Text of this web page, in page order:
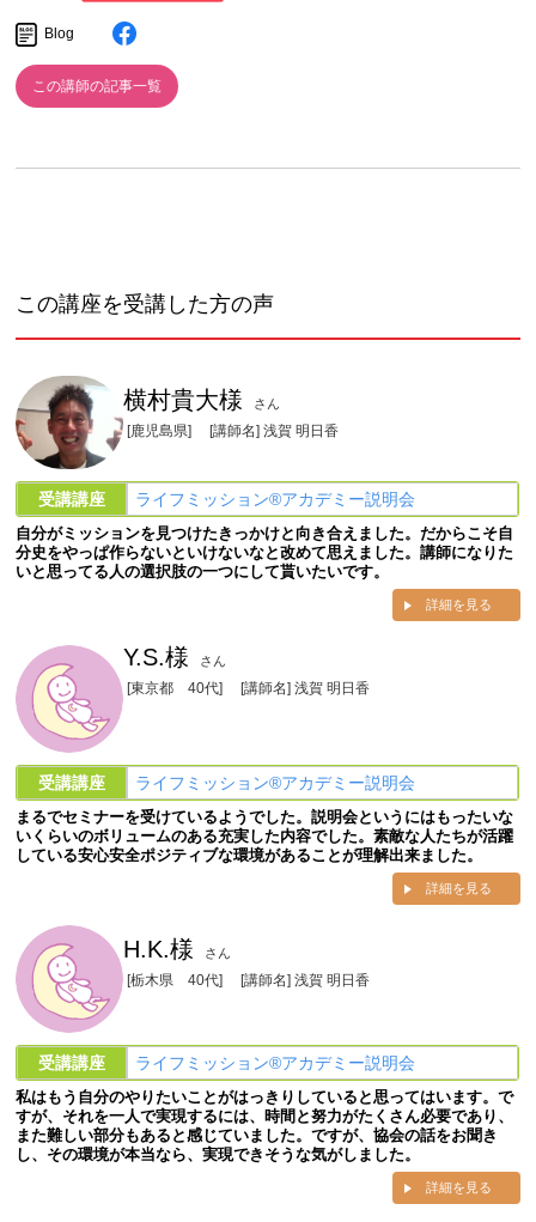
Blog
この講師の記事一覧
この講座を受講した方の声
横村貴大様 さん
[鹿児島県] [講師名] 浅賀 明日香
受講講座 ライフミッション®︎アカデミー説明会
自分がミッションを見つけたきっかけと向き合えました。だからこそ自
分史をやっぱ作らないといけないなと改めて思えました。講師になりた
いと思ってる人の選択肢の一つにして貰いたいです。
詳細を見る
Y.S.様 さん
[東京都 40代] [講師名] 浅賀 明日香
受講講座 ライフミッション®︎アカデミー説明会
まるでセミナーを受けているようでした。説明会というにはもったいな
いくらいのボリュームのある充実した内容でした。素敵な人たちが活躍
している安心安全ポジティブな環境があることが理解出来ました。
詳細を見る
H.K.様 さん
[栃木県 40代] [講師名] 浅賀 明日香
受講講座 ライフミッション®︎アカデミー説明会
私はもう自分のやりたいことがはっきりしていると思ってはいます。で
すが、それを一人で実現するには、時間と努力がたくさん必要であり、
また難しい部分もあると感じていました。ですが、協会の話をお聞き
し、その環境が本当なら、実現できそうな気がしました。
詳細を見る